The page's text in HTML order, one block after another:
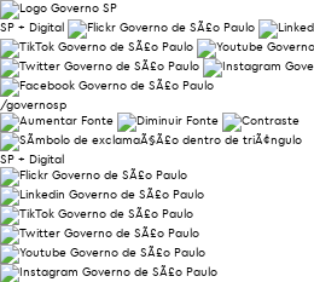
SP + Digital
/governosp
SP + Digital